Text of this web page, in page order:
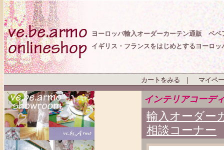
ヨーロッパ輸入オーダーカーテン通販 ベ
イギリス・フランスをはじめとするヨーロ
カートをみる マイペ
インテリアコーデ
輸入オーダー
相談コーナー